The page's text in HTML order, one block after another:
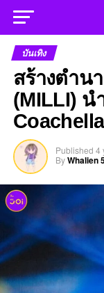
บันเทิง
สร้างตำน
(MILLI) น
Published 4
ByWhalien